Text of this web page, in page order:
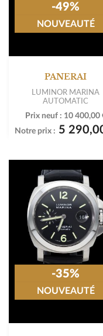
PANERAI
LUMINOR MARINA
AUTOMATIC
Prix neuf : 10 400,00
Notre prix : 5
-49%
NOUVEAUTÉ
-35%
NOUVEAUTÉ